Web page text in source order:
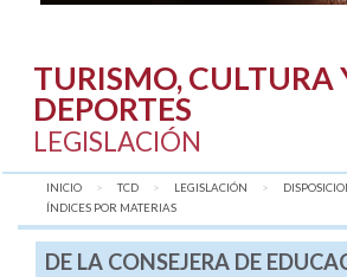
TURISMO, CULTURA
DEPORTES
LEGISLACIÓN
INICIO TCD LEGISLACIÓN
AQUÍ:
ÍNDICES POR MATERIAS
DE LA CONSEJERA DE